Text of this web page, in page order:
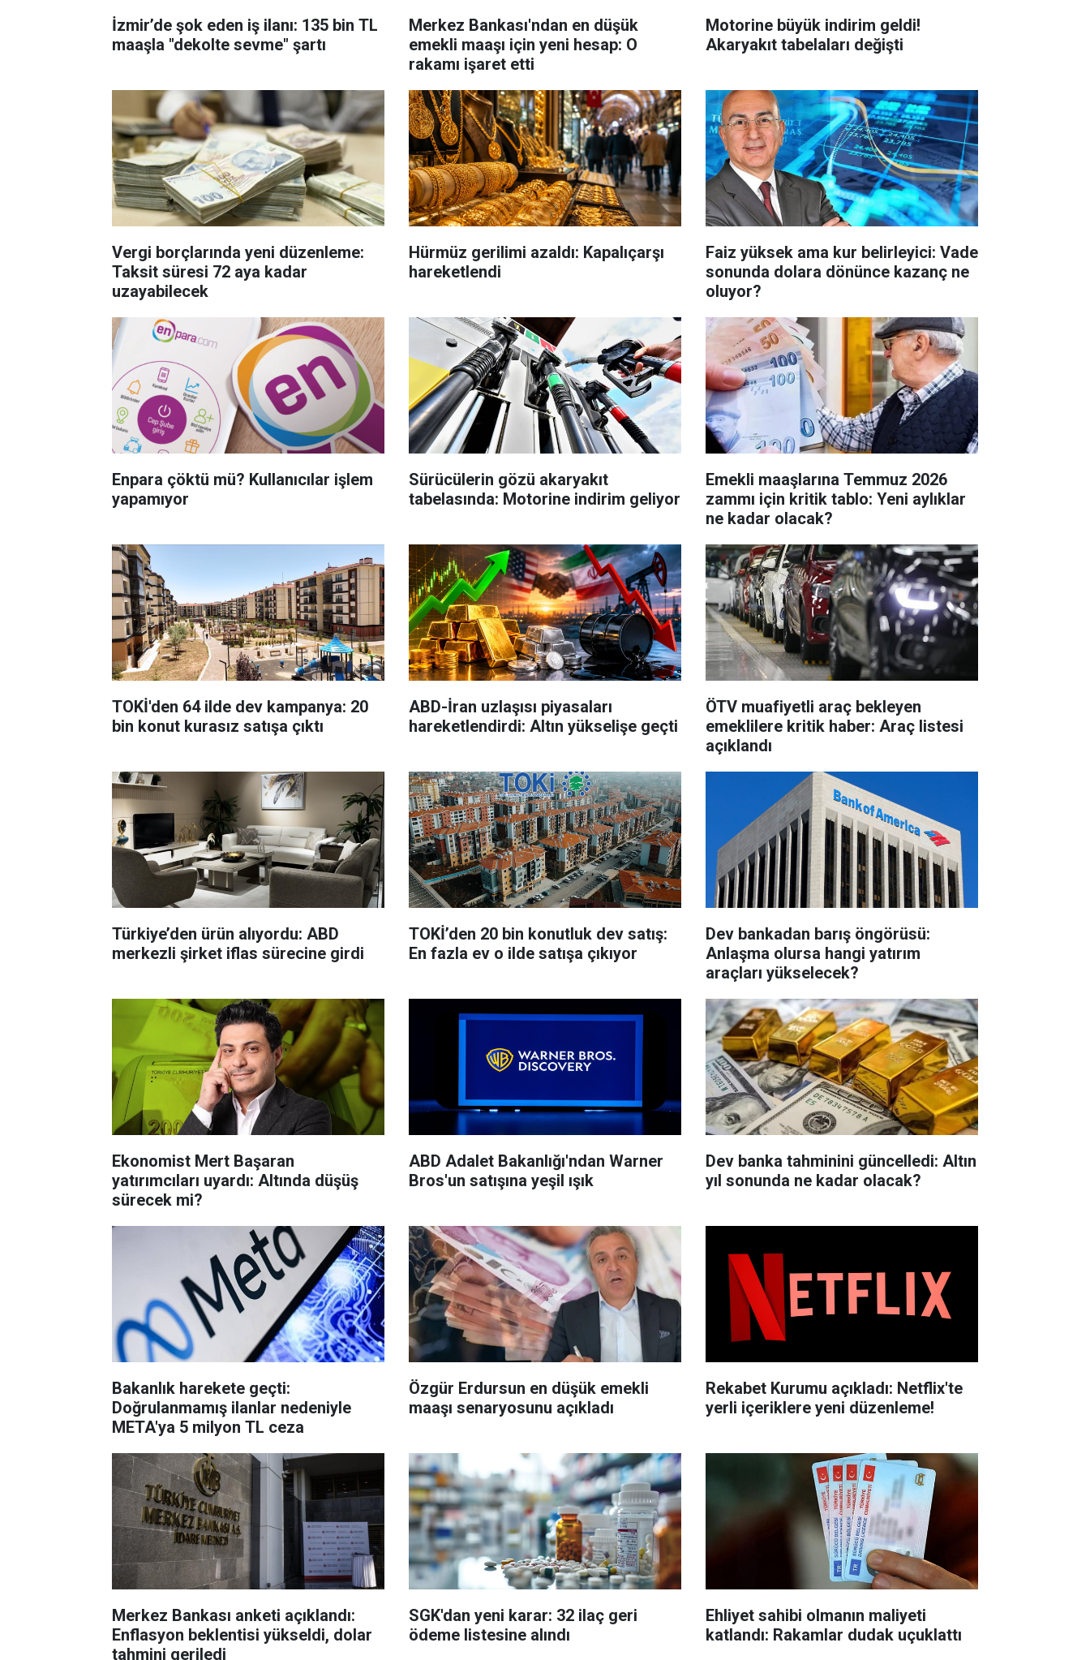
İzmir’de şok eden iş ilanı: 135 bin TL
maaşla "dekolte sevme" şartı
Merkez Bankası'ndan en düşük
emekli maaşı için yeni hesap: O
rakamı işaret etti
Motorine büyük indirim geldi!
Akaryakıt tabelaları değişti
Vergi borçlarında yeni düzenleme:
Taksit süresi 72 aya kadar
uzayabilecek
Hürmüz gerilimi azaldı: Kapalıçarşı
hareketlendi
Faiz yüksek ama kur belirleyici: Vade
sonunda dolara dönünce kazanç ne
oluyor?
Enpara çöktü mü? Kullanıcılar işlem
yapamıyor
Sürücülerin gözü akaryakıt
tabelasında: Motorine indirim geliyor
Emekli maaşlarına Temmuz 2026
zammı için kritik tablo: Yeni aylıklar
ne kadar olacak?
TOKİ'den 64 ilde dev kampanya: 20
bin konut kurasız satışa çıktı
ABD-İran uzlaşısı piyasaları
hareketlendirdi: Altın yükselişe geçti
ÖTV muafiyetli araç bekleyen
emeklilere kritik haber: Araç listesi
açıklandı
Türkiye’den ürün alıyordu: ABD
merkezli şirket iflas sürecine girdi
TOKİ’den 20 bin konutluk dev satış:
En fazla ev o ilde satışa çıkıyor
Dev bankadan barış öngörüsü:
Anlaşma olursa hangi yatırım
araçları yükselecek?
Ekonomist Mert Başaran
yatırımcıları uyardı: Altında düşüş
sürecek mi?
ABD Adalet Bakanlığı'ndan Warner
Bros'un satışına yeşil ışık
Dev banka tahminini güncelledi: Altın
yıl sonunda ne kadar olacak?
Bakanlık harekete geçti:
Doğrulanmamış ilanlar nedeniyle
META'ya 5 milyon TL ceza
Özgür Erdursun en düşük emekli
maaşı senaryosunu açıkladı
Rekabet Kurumu açıkladı: Netflix'te
yerli içeriklere yeni düzenleme!
Merkez Bankası anketi açıklandı:
Enflasyon beklentisi yükseldi, dolar
tahmini geriledi
SGK'dan yeni karar: 32 ilaç geri
ödeme listesine alındı
Ehliyet sahibi olmanın maliyeti
katlandı: Rakamlar dudak uçuklattı